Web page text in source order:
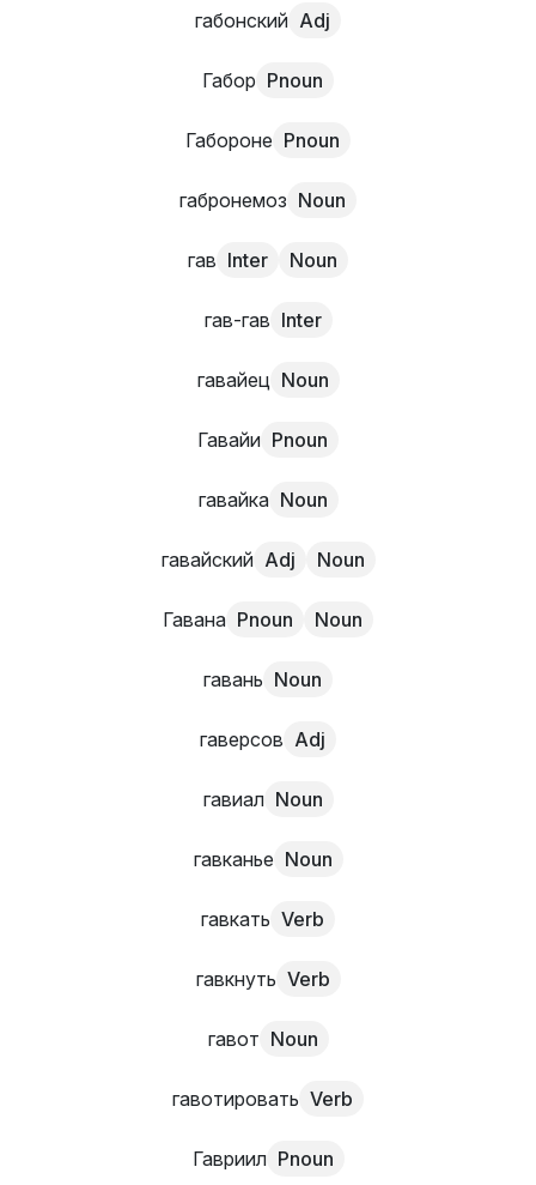
габонский Adj
Габор Pnoun
Габороне Pnoun
габронемоз Noun
гав Inter Noun
гав-гав Inter
гавайец Noun
Гавайи Pnoun
гавайка Noun
гавайский Adj Noun
Гавана Pnoun Noun
гавань Noun
гаверсов Adj
гавиал Noun
гавканье Noun
гавкать Verb
гавкнуть Verb
гавот Noun
гавотировать Verb
Гавриил Pnoun